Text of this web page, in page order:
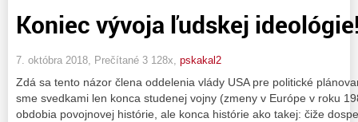
Koniec vývoja ľudskej
7. októbra 2018, Prečítané 3 128x, pskakal2
Zdá sa tento názor člena oddelenia vlády USA pre politické
sme svedkami len konca studenej vojny (zmeny v Európe v roku
obdobia povojnovej histórie, ale konca histórie ako takej: čiže